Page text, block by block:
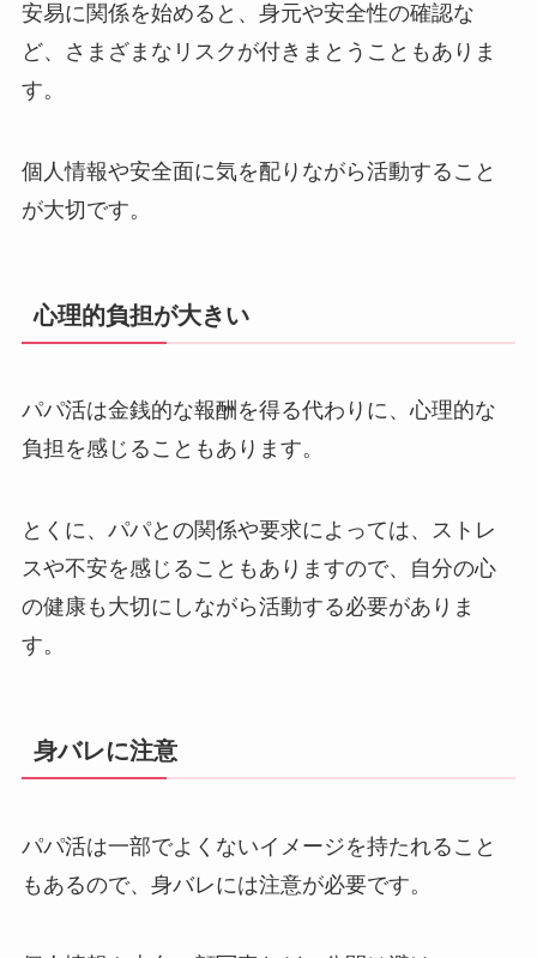
安易に関係を始めると、身元や安全性の確認な
ど、さまざまなリスクが付きまとうこともありま
す。
個人情報や安全面に気を配りながら活動すること
が大切です。
心理的負担が大きい
パパ活は金銭的な報酬を得る代わりに、心理的な
負担を感じることもあります。
とくに、パパとの関係や要求によっては、ストレ
スや不安を感じることもありますので、自分の心
の健康も大切にしながら活動する必要がありま
す。
身バレに注意
パパ活は一部でよくないイメージを持たれること
もあるので、身バレには注意が必要です。